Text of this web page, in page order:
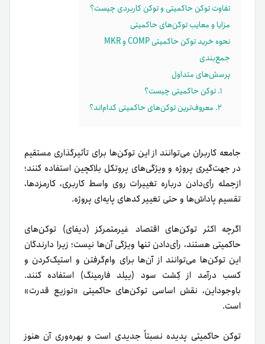
تفاوت توکن حاکمیتی و توکن کاربردی چیست؟
مزایا و معایب توکن‌های حاکمیتی
نحوه خرید توکن حاکمیتی COMP و MKR
جمع‌بندی
پرسش‌های متداول
۱. توکن حاکمیتی چیست؟
۲. معروف‌ترین توکن‌های حاکمیتی کدام‌اند؟
جامعه کاربران می‌توانند از این توکن‌ها برای تأثیرگذاری مستقیم
در جهت‌گیری پروژه و ویژگی‌های پروتکل بلاکچین استفاده کنند؛
از‌جمله رأی‌دادن درباره تغییرات روی واسط کاربری، کارمزدها،
تقسیم پاداش‌ها و حتی تغییر کدهای پایه‌ای پروژه.
اگرچه اکثر توکن‌های اقتصاد غیرمتمرکز (دیفای) توکن‌های
حاکمیتی هستند، رأی‌دادن تنها ویژگی آن‌ها نیست؛ زیرا دارندگان
این توکن‌ها می‌توانند از آن‌ها برای وام‌گرفتن و استیک‌کردن و
کسب درآمد از کِشت سود (ییلد فارمینگ) استفاده کنند.
باوجوداین، نقش اساسی توکن‌های حاکمیتی «توزیع قدرت»
است.
توکن حاکمیتی پدیده نسبتاً جدیدی است و بهره‌وری آن هنوز